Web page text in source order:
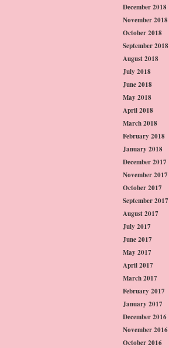
December 2018
November 2018
October 2018
September 2018
August 2018
July 2018
June 2018
May 2018
April 2018
March 2018
February 2018
January 2018
December 2017
November 2017
October 2017
September 2017
August 2017
July 2017
June 2017
May 2017
April 2017
March 2017
February 2017
January 2017
December 2016
November 2016
October 2016